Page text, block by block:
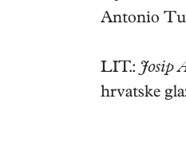
Antonio
LIT.:Josip
hrvatske